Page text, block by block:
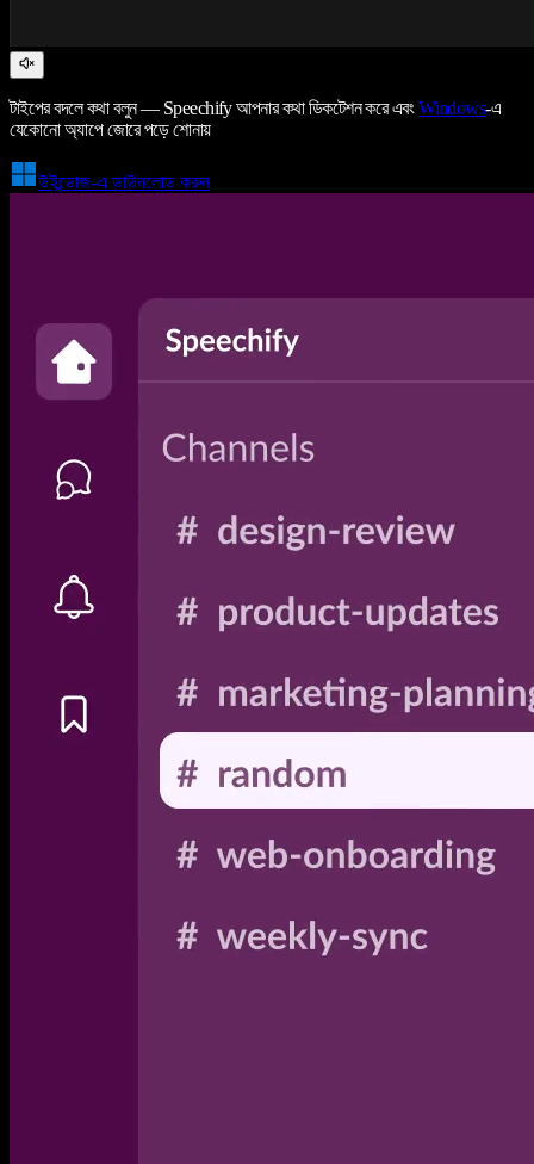
টাইপের বদলে কথা বলুন — Speechify আপনার কথা ডিকটেশন করে এবংWindows-এ
যেকোনো অ্যাপে জোরে পড়ে শোনায়
উইন্ডোজ-এ ডাউনলোড করুন